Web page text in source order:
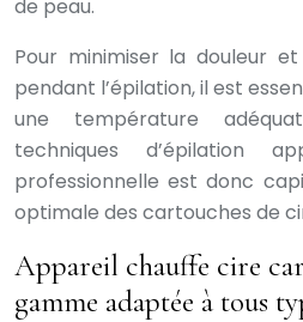
de peau.
Pour minimiser la douleur
pendant l’épilation, il est
une température
techniques d’épilation
professionnelle est donc
optimale des cartouches de
Appareil chauffe cire
gamme adaptée à tous